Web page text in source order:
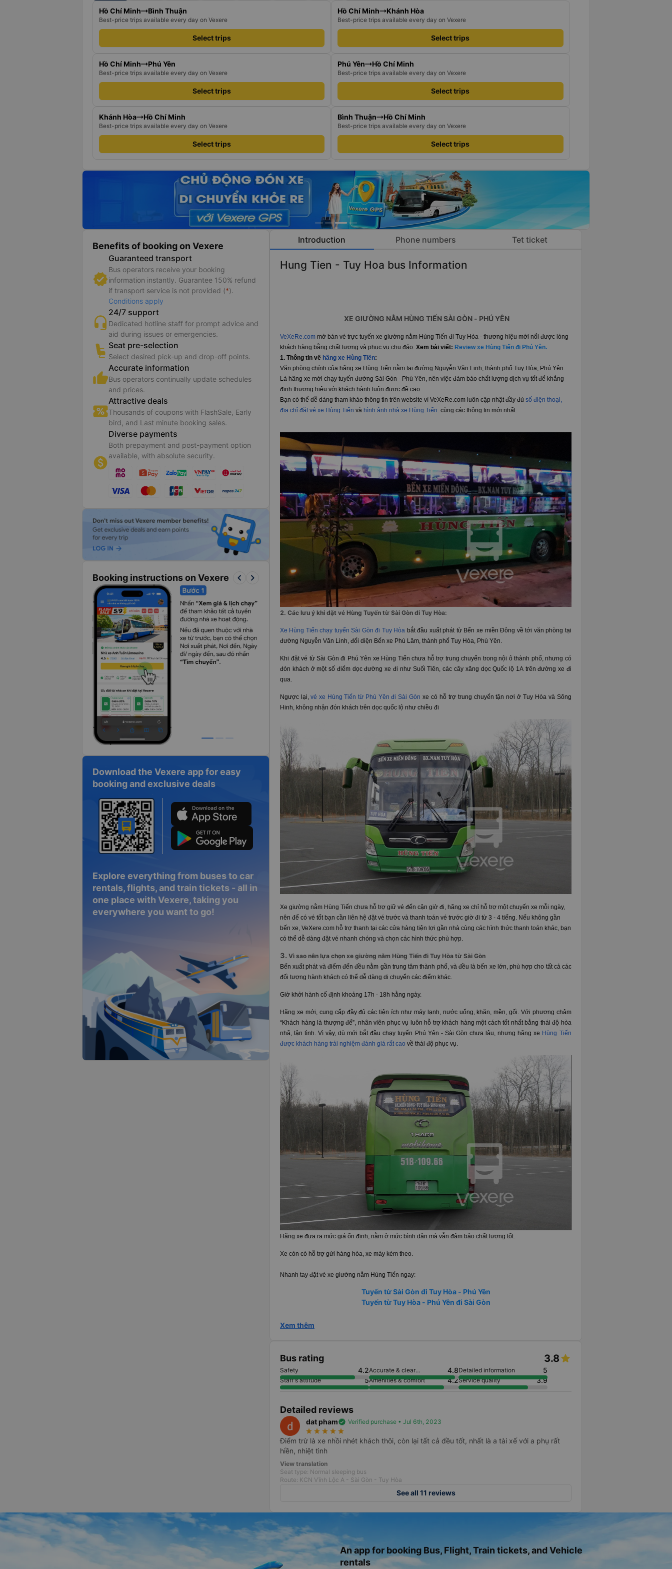
Hồ Chí Minh Bình Thuận
Best-price trips available every day on Vexere
Select trips
Hồ Chí Minh Khánh Hòa
Best-price trips available every day on Vexere
Select trips
Hồ Chí Minh Phú Yên
Best-price trips available every day on Vexere
Select trips
Phú Yên Hồ Chí Minh
Best-price trips available every day on Vexere
Select trips
Khánh Hòa Hồ Chí Minh
Best-price trips available every day on Vexere
Select trips
Bình Thuận Hồ Chí Minh
Best-price trips available every day on Vexere
Select trips
Benefits of booking on Vexere
Guaranteed transport
Bus operators receive your booking
information instantly. Guarantee 150% refund
if transport service is not provided (*).
Conditions apply
24/7 support
Dedicated hotline staff for prompt advice and
aid during issues or emergencies.
Seat pre-selection
Select desired pick-up and drop-off points.
Accurate information
Bus operators continually update schedules
and prices.
Attractive deals
Thousands of coupons with FlashSale, Early
bird, and Last minute booking sales.
Diverse payments
Both prepayment and post-payment option
available, with absolute security.
Booking instructions on Vexere keyboard_arrow_left keyboard_arrow_right
Download the Vexere app for easy
booking and exclusive deals
Explore everything from buses to car
rentals, flights, and train tickets - all in
one place with Vexere, taking you
everywhere you want to go!
Introduction Phone numbers Tet ticket
Hung Tien - Tuy Hoa bus Information
XE GIƯỜNG NẰM HÙNG TIẾN SÀI GÒN - PHÚ YÊN
VeXeRe.com mở bán vé trực tuyến xe giường nằm Hùng Tiến đi Tuy Hòa - thương hiệu mới nổi được lòng
khách hàng bằng chất lượng và phục vụ chu đáo. Xem bài viết: Review xe Hùng Tiến đi Phú Yên.
1. Thông tin về hãng xe Hùng Tiến:
Văn phòng chính của hãng xe Hùng Tiến nằm tại đường Nguyễn Văn Linh, thành phố Tuy Hòa, Phú Yên.
Là hãng xe mới chạy tuyến đường Sài Gòn - Phú Yên, nên việc đảm bảo chất lượng dịch vụ tốt để khẳng
định thương hiệu với khách hành luôn được đề cao.
Bạn có thể dễ dàng tham khảo thông tin trên website vì VeXeRe.com luôn cập nhật đầy đủ số điện thoại,
địa chỉ đặt vé xe Hùng Tiến và hình ảnh nhà xe Hùng Tiến . cùng các thông tin mới nhất.
2. Các lưu ý khi đặt vé Hùng Tuyến từ Sài Gòn đi Tuy Hòa:
Xe Hùng Tiến chạy tuyến Sài Gòn đi Tuy Hòa bắt đầu xuất phát từ Bến xe miền Đông về tới văn phòng tại
đường Nguyễn Văn Linh, đối diện Bến xe Phú Lâm, thành phố Tuy Hòa, Phú Yên.
Khi đặt vé từ Sài Gòn đi Phú Yên xe Hùng Tiến chưa hỗ trợ trung chuyển trong nội ô thành phố, nhưng có
đón khách ở một số điểm dọc đường xe đi như Suối Tiên, các cây xăng dọc Quốc lộ 1A trên đường xe đi
qua.
Ngược lại, vé xe Hùng Tiến từ Phú Yên đi Sài Gòn xe có hỗ trợ trung chuyển tận nơi ở Tuy Hòa và Sông
Hinh, không nhận đón khách trên dọc quốc lộ như chiều đi
Xe giường nằm Hùng Tiến chưa hỗ trợ giữ vé đến cận giờ đi, hãng xe chỉ hỗ trợ một chuyến xe mỗi ngày,
nên để có vé tốt bạn cần liên hệ đặt vé trước và thanh toán vé trước giờ đi từ 3 - 4 tiếng. Nếu không gần
bến xe, VeXere.com hỗ trợ thanh tại các cửa hàng tiện lợi gần nhà cùng các hình thức thanh toán khác, bạn
có thể dễ dàng đặt vé nhanh chóng và chọn các hình thức phù hợp.
3. Vì sao nên lựa chọn xe giường nằm Hùng Tiến đi Tuy Hòa từ Sài Gòn
Bến xuất phát và điểm đến đều nằm gần trung tâm thành phố, và đều là bến xe lớn, phù hợp cho tất cả các
đối tượng hành khách có thể dễ dàng di chuyển các điểm khác.
Giờ khởi hành cố định khoảng 17h - 18h hằng ngày.
Hãng xe mới, cung cấp đầy đủ các tiện ích như máy lạnh, nước uống, khăn, mền, gối. Với phương châm
“Khách hàng là thượng đế”, nhân viên phục vụ luôn hỗ trợ khách hàng một cách tốt nhất bằng thái độ hòa
nhã, tận tình. Vì vậy, dù mới bắt đầu chạy tuyến Phú Yên - Sài Gòn chưa lâu, nhưng hãng xe Hùng Tiến
được khách hàng trải nghiệm đánh giá rất cao về thái độ phục vụ.
Hãng xe đưa ra mức giá ổn định, nằm ở mức bình dân mà vẫn đảm bảo chất lượng tốt.
Xe còn có hỗ trợ gửi hàng hóa, xe máy kèm theo.
Nhanh tay đặt vé xe giường nằm Hùng Tiến ngay:
Tuyến từ Sài Gòn đi Tuy Hòa - Phú Yên
Tuyến từ Tuy Hòa - Phú Yên đi Sài Gòn
Xem thêm
Bus rating 3.8
Safety 4.2Accurate & clear
information
4.8Detailed information 5
Staff's attitude 5Amenities & comfort 4.2Service quality 3.9
Detailed reviews
dat phamverified Verified purchase • Jul 6th, 2023
star_rate star_rate star_rate star_rate star_rate
Điểm trừ là xe nhồi nhét khách thôi, còn lại tất cả đều tốt, nhất là a tài xế với a phụ rất
hiền, nhiệt tình
View translation
Seat type: Normal sleeping bus
Route: KCN Vĩnh Lộc A - Sài Gòn - Tuy Hòa
See all 11 reviews
An app for booking Bus, Flight, Train tickets, and Vehicle
rentals